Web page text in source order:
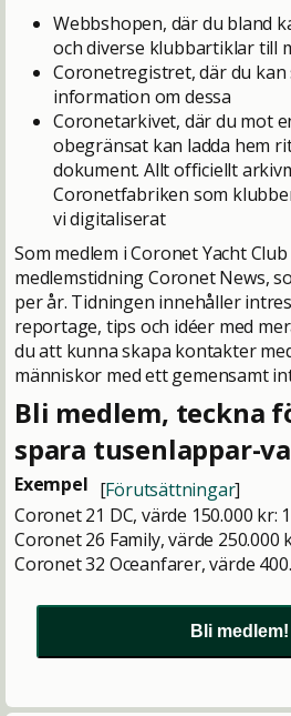
Webbshopen, där du bland
och diverse klubbartiklar till
Coronetregistret, där du kan
information om dessa
Coronetarkivet, där du mot
obegränsat kan ladda hem
dokument. Allt officiellt
Coronetfabriken som
vi digitaliserat
Som medlem i Coronet Yacht
medlemstidning Coronet News,
per år. Tidningen innehåller
reportage, tips och idéer med
du att kunna skapa kontakter
människor med ett gemensamt
Bli medlem, teckna
spara tusenlappar-
Exempel [Förutsättningar]
Coronet 21 DC, värde 150.000 kr:
Coronet 26 Family, värde 250.000
Coronet 32 Oceanfarer, värde